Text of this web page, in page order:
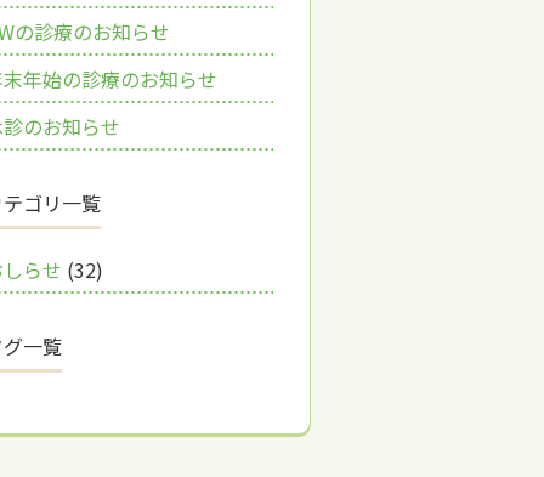
の診療のお知らせ
年始の診療のお知らせ
のお知らせ
ゴリ一覧
らせ (32)
一覧